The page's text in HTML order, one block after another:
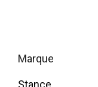
marque
Stance